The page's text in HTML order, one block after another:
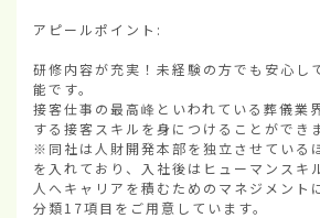
アピールポイント:
研修内容が充実！未経験の方でも安心し
能です。
接客仕事の最高峰といわれている葬儀業
する接客スキルを身につけることができ
※同社は人財開発本部を独立させている
を入れており、入社後はヒューマンスキ
人へキャリアを積むためのマネジメント
分類17項目をご用意しています。